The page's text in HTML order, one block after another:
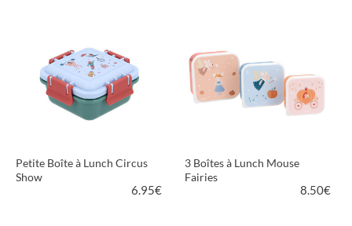
Petite Boîte à Lunch Circus
Show
6.95€
3 Boîtes à Lunch Mouse
Fairies
8.50€